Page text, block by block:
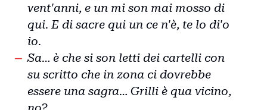
vent'anni, e un mi son mai mosso di
qui. E di sacre qui un ce n'è, te lo di'o
io.
Sa… è che si son letti dei cartelli con
su scritto che in zona ci dovrebbe
essere una sagra… Grilli è qua vicino,